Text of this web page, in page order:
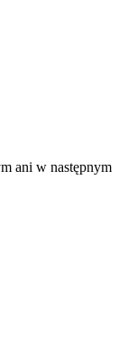
ani w następnym